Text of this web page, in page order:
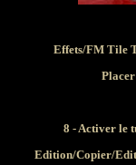
Effets/FM Tile
8 - Activer le
Edition/Copier/